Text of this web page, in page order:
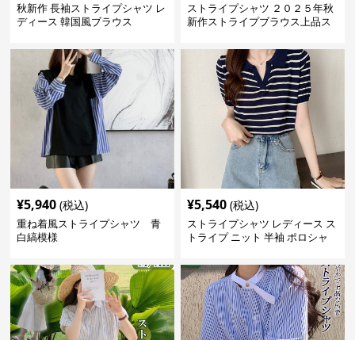
秋新作 長袖ストライプシャツ レ
ディース 韓国風ブラウス
ストライプシャツ ２０２５年秋
新作ストライプブラウス上品ス
¥5,940 (税込)
重ね着風ストライプシャツ 青
白縞模様
¥5,540 (税込)
ストライプシャツ レディース ス
トライプ ニット 半袖 ポロシャ